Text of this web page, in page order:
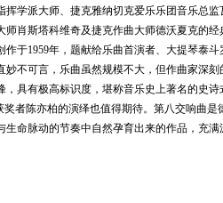
挥学派大师、捷克雅纳切克爱乐乐团音乐总监
师肖斯塔科维奇及捷克作曲大师德沃夏克的
作于1959年，题献给乐曲首演者、大提琴泰
妙不可言，乐曲虽然规模不大，但作曲家深
，具有极高标识度，堪称音乐史上著名的史
奖者陈亦柏的演绎也值得期待。第八交响曲是
生命脉动的节奏中自然孕育出来的作品，充